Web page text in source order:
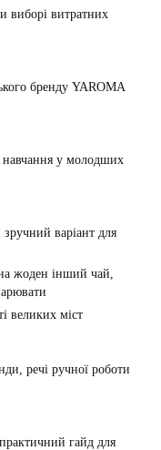
виборі витратних
бренду YAROMA
навчання у молодших
варіант для
жоден інший чай,
великих міст
речі ручної роботи
гайд для